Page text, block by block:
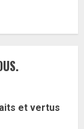
et vertus